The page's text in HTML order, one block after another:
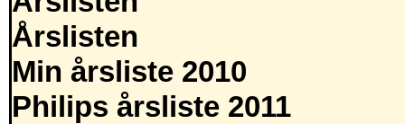
Årslisten
Min årsliste 2010
Philips årsliste 2011